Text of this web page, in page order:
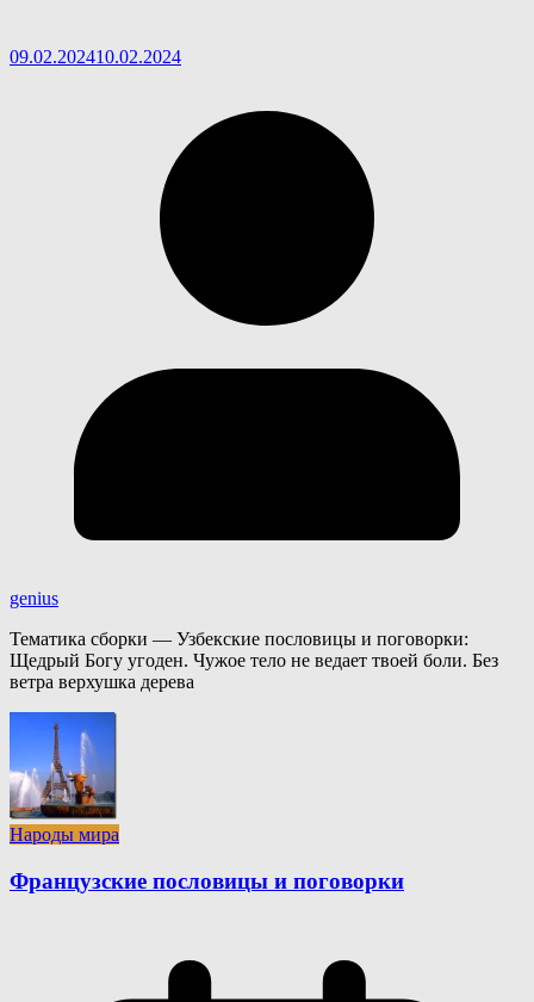
09.02.202410.02.2024
genius
Тематика сборки — Узбекские пословицы и поговорки:
Щедрый Богу угоден. Чужое тело не ведает твоей боли. Без
ветра верхушка дерева
Народы мира
Французские пословицы и поговорки